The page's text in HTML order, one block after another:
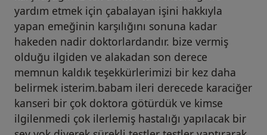
yardım etmek için çabalayan işini hakkıyla
yapan emeğinin karşılığını sonuna kadar
hakeden nadir doktorlardandır. bize vermiş
olduğu ilgiden ve alakadan son derece
memnun kaldık teşekkürlerimizi bir kez daha
belirmek isterim.babam ileri derecede karaciğer
kanseri bir çok doktora götürdük ve kimse
ilgilenmedi çok ilerlemiş hastalığı yapılacak bir